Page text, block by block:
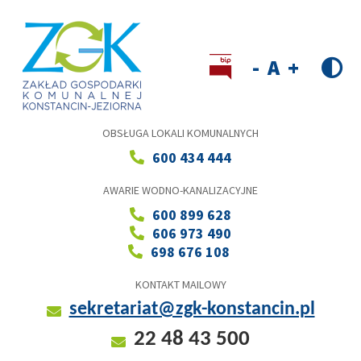
OBSŁUGA LOKALI KOMUNALNYCH
600 434 444
AWARIE WODNO-KANALIZACYJNE
600 899 628
606 973 490
698 676 108
KONTAKT MAILOWY
sekretariat@zgk-konstancin.pl
22 48 43 500
size